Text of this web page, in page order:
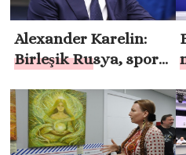
Alexander Karelin:
Birleşik Rusya, sporu
erişilebilir kılıyor